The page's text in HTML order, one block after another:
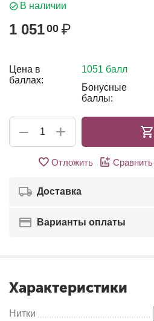
В наличии
1 05100 ₽
Цена в
баллах:
1051 балл
Бонусные
баллы:
+
−
Отложить Сравнить
Доставка
Варианты оплаты
Характеристики
Нитки